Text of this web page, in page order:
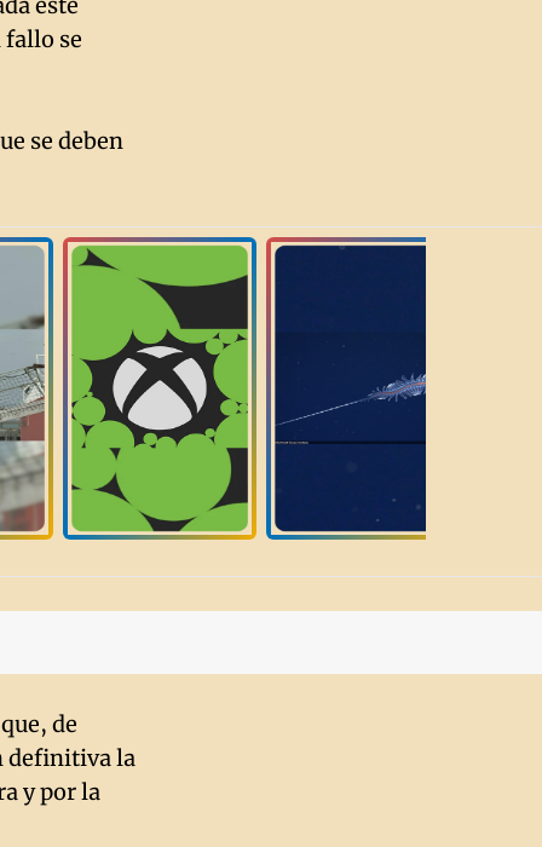
fallo se
se deben
de
definitiva la
y por la